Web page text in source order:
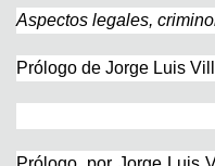
Aspectos legales,
Prólogo de Jorge Luis